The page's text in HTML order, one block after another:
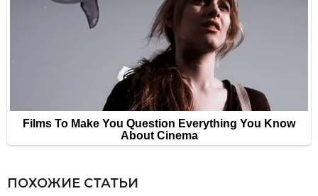
ПОХОЖИЕ СТАТЬИ